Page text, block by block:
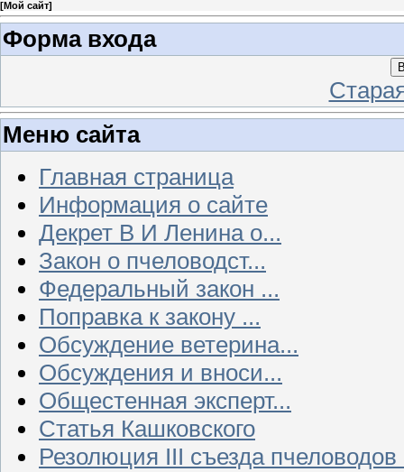
[Мой сайт]
Форма входа
Меню сайта
Главная страница
Информация о сайте
Декрет В И Ленина о...
Закон о пчеловодст...
Федеральный закон ...
Поправка к закону ...
Обсуждение ветерина...
Обсуждения и вноси...
Общестенная эксперт...
Статья Кашковского
Резолюция III съезда